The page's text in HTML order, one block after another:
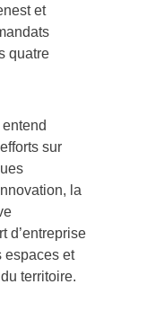
et
quatre
sur
la
d’entreprise
espaces et
territoire.